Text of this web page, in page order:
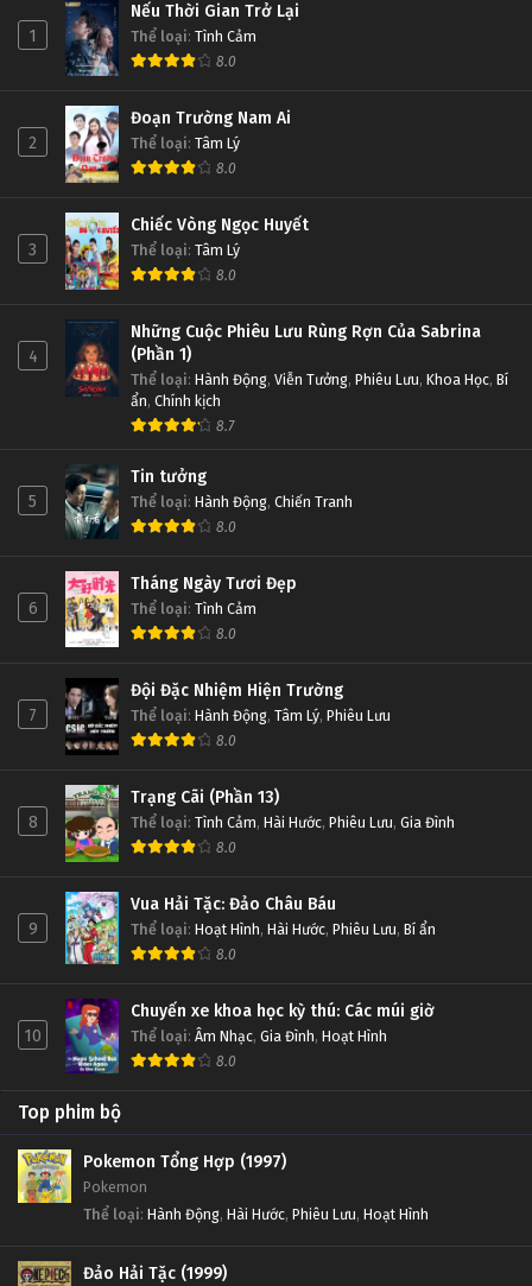
1
Nếu Thời Gian Trở Lại
Thể loại: Tình Cảm
8.0
2
Đoạn Trường Nam Ai
Thể loại: Tâm Lý
8.0
3
Chiếc Vòng Ngọc Huyết
Thể loại: Tâm Lý
8.0
4
Những Cuộc Phiêu Lưu Rùng Rợn Của Sabrina
(Phần 1)
Thể loại: Hành Động, Viễn Tưởng, Phiêu Lưu, Khoa Học, Bí
ẩn, Chính kịch
8.7
5
Tin tưởng
Thể loại: Hành Động, Chiến Tranh
8.0
6
Tháng Ngày Tươi Đẹp
Thể loại: Tình Cảm
8.0
7
Đội Đặc Nhiệm Hiện Trường
Thể loại: Hành Động, Tâm Lý, Phiêu Lưu
8.0
8
Trạng Cãi (Phần 13)
Thể loại: Tình Cảm, Hài Hước, Phiêu Lưu, Gia Đình
8.0
9
Vua Hải Tặc: Đảo Châu Báu
Thể loại: Hoạt Hình, Hài Hước, Phiêu Lưu, Bí ẩn
8.0
10
Chuyến xe khoa học kỳ thú: Các múi giờ
Thể loại: Âm Nhạc, Gia Đình, Hoạt Hình
8.0
Top phim bộ
Pokemon Tổng Hợp (1997)
Pokemon
Thể loại: Hành Động, Hài Hước, Phiêu Lưu, Hoạt Hình
Đảo Hải Tặc (1999)